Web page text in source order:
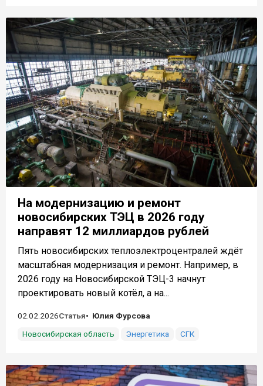
На модернизацию и ремонт
новосибирских ТЭЦ в 2026 году
направят 12 миллиардов рублей
Пять новосибирских теплоэлектроцентралей ждёт
масштабная модернизация и ремонт. Например, в
2026 году на Новосибирской ТЭЦ-3 начнут
проектировать новый котёл, а на...
02.02.2026Статья
Юлия Фурсова
Новосибирская область
Энергетика СГК